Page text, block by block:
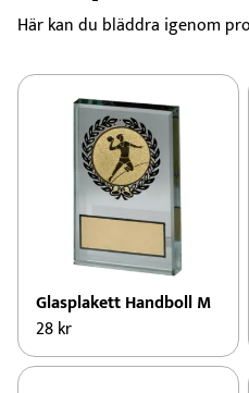
Här kan du bläddra igenom
Glasplakett Handboll M
28kr